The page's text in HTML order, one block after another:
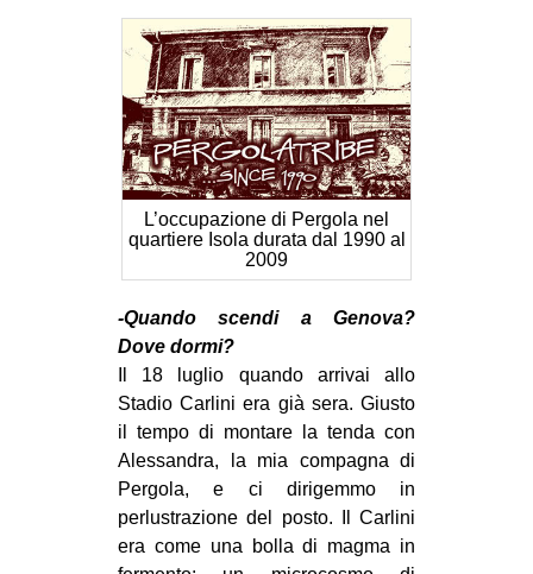
L’occupazione di Pergola nel
quartiere Isola durata dal 1990 al
2009
-Quando scendi a Genova?
Dove dormi?
Il 18 luglio quando arrivai allo
Stadio Carlini era già sera. Giusto
il tempo di montare la tenda con
Alessandra, la mia compagna di
Pergola, e ci dirigemmo in
perlustrazione del posto. Il Carlini
era come una bolla di magma in